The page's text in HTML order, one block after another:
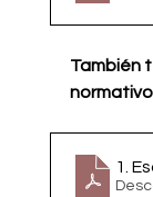
También
1.